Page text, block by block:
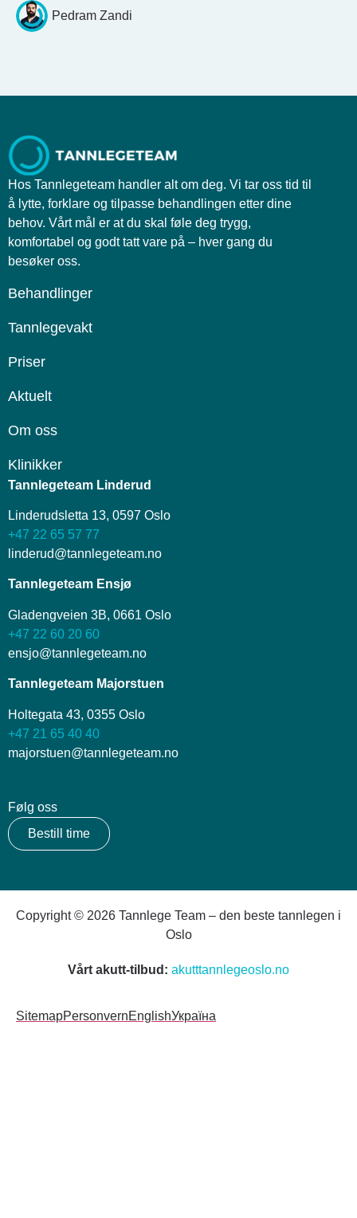
Pedram Zandi
Hos Tannlegeteam handler alt om deg. Vi tar oss tid til
å lytte, forklare og tilpasse behandlingen etter dine
behov. Vårt mål er at du skal føle deg trygg,
komfortabel og godt tatt vare på – hver gang du
besøker oss.
Behandlinger
Tannlegevakt
Priser
Aktuelt
Om oss
Klinikker
Tannlegeteam Linderud
Linderudsletta 13, 0597 Oslo
+47 22 65 57 77
linderud@tannlegeteam.no
Tannlegeteam Ensjø
Gladengveien 3B, 0661 Oslo
+47 22 60 20 60
ensjo@tannlegeteam.no
Tannlegeteam Majorstuen
Holtegata 43, 0355 Oslo
+47 21 65 40 40
majorstuen@tannlegeteam.no
Følg oss
Bestill time
Copyright © 2026 Tannlege Team – den beste tannlegen i
Oslo
Vårt akutt-tilbud: akutttannlegeoslo.no
SitemapPersonvernEnglishУкраїна